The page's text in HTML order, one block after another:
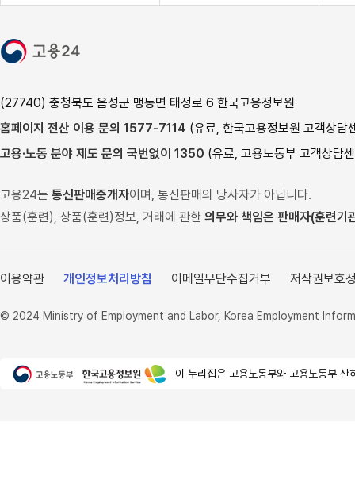
고용행정통계
장애인고용포털
여성새로일하기센터
가사랑
임금직업포털
근로복지공단
한국기술교육대학교
한국폴리텍대학
외국국적동포(H-2)취업교
육홈페이지
안전보건공단
(27740) 충청북도 음성군 맹동면 태정로 6 한국고용정보원
홈페이지 전산 이용 문의 1577-7114 (유료, 한국고용정보원 고객상
고용·노동 분야 제도 문의 국번없이 1350 (유료, 고용노동부 고객상담
고용24는 통신판매중개자이며, 통신판매의 당사자가 아닙니다.
상품(훈련), 상품(훈련)정보, 거래에 관한 의무와 책임은 판매자(훈련기
이용약관 개인정보처리방침 이메일무단수집거부 저작권보호
© 2024 Ministry of Employment and Labor, Korea Employment
이 누리집은 고용노동부와 고용노동부